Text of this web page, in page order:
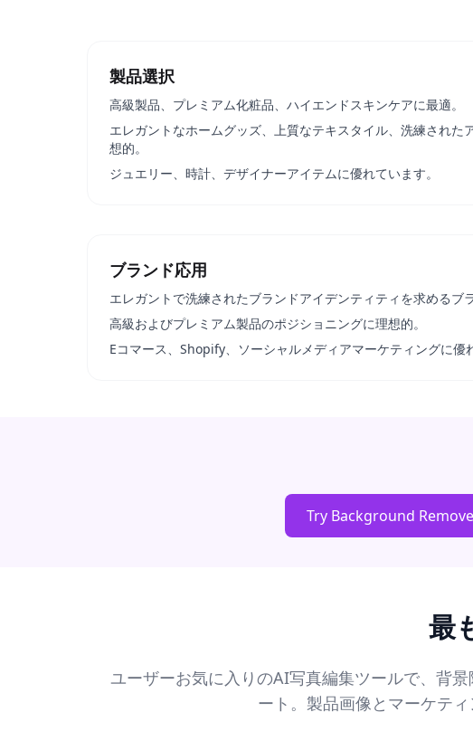
製品選択
高級製品、プレミアム化粧品、ハイエンドスキンケアに最適。
エレガントなホームグッズ、上質なテキスタイル、洗練された
想的。
ジュエリー、時計、デザイナーアイテムに優れています。
ブランド応用
エレガントで洗練されたブランドアイデンティティを求めるブ
高級およびプレミアム製品のポジショニングに理想的。
Eコマース、Shopify、ソーシャルメディアマーケティングに優
Try Background
最
ユーザーお気に入りのAI写真編集ツールで、背
ート。製品画像とマーケテ